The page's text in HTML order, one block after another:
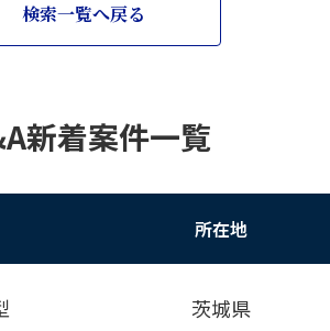
検索一覧へ戻る
新着案件一覧
所在地
茨城県